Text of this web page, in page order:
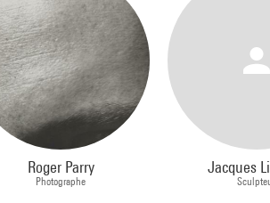
Roger Parry
Photographe
Jacques